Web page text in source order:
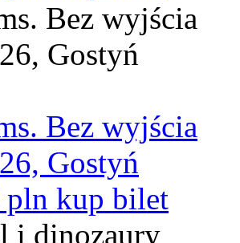
Bez wyjścia
Gostyń
Bez wyjścia
Gostyń
pln kup bilet
i dinozaury